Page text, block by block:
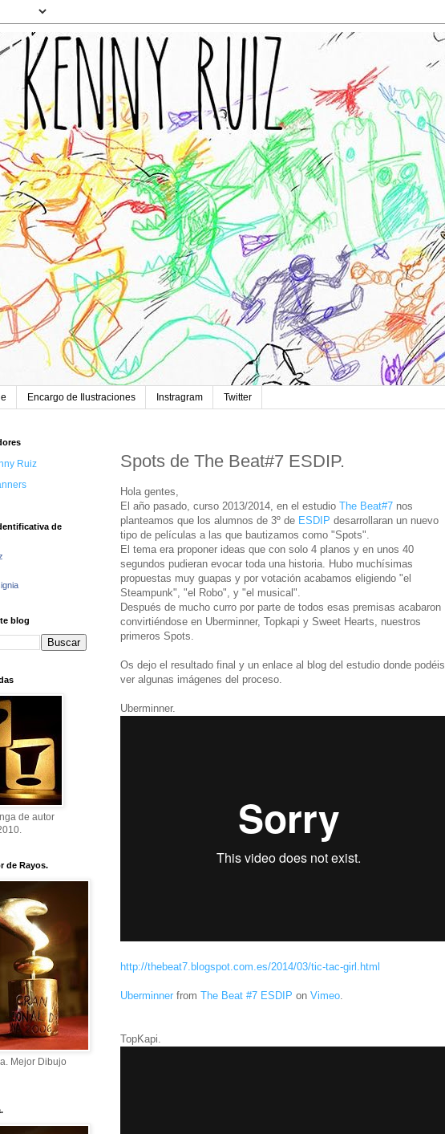
Encargo de Ilustraciones Instragram Twitter
Spots de The Beat#7 ESDIP.
Hola gentes,
El año pasado, curso 2013/2014, en el estudio The Beat#7 nos
planteamos que los alumnos de 3º de ESDIP desarrollaran un nuevo
tipo de películas a las que bautizamos como "Spots".
El tema era proponer ideas que con solo 4 planos y en unos 40
segundos pudieran evocar toda una historia. Hubo muchísimas
propuestas muy guapas y por votación acabamos eligiendo "el
Steampunk", "el Robo", y "el musical".
Después de mucho curro por parte de todos esas premisas acabaron
convirtiéndose en Uberminner, Topkapi y Sweet Hearts, nuestros
primeros Spots.
Os dejo el resultado final y un enlace al blog del estudio donde podéis
ver algunas imágenes del proceso.
Uberminner.
http://thebeat7.blogspot.com.es/2014/03/tic-tac-girl.html
Uberminner from The Beat #7 ESDIP on Vimeo.
TopKapi.
Ruiz
de
blog
de autor
de Rayos.
Mejor Dibujo